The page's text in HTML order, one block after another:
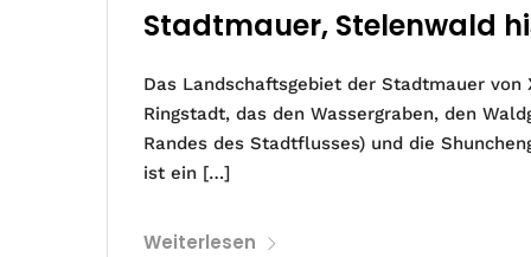
Stadtmauer, Stelenwald
Das Landschaftsgebiet der Stadtmauer
Ringstadt, das den Wassergraben, den
Randes des Stadtflusses) und die
ist ein […]
Weiterlesen